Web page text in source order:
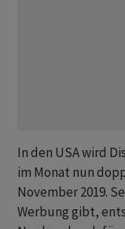
In den USA wird
im Monat nun
November 2019.
Werbung gibt,